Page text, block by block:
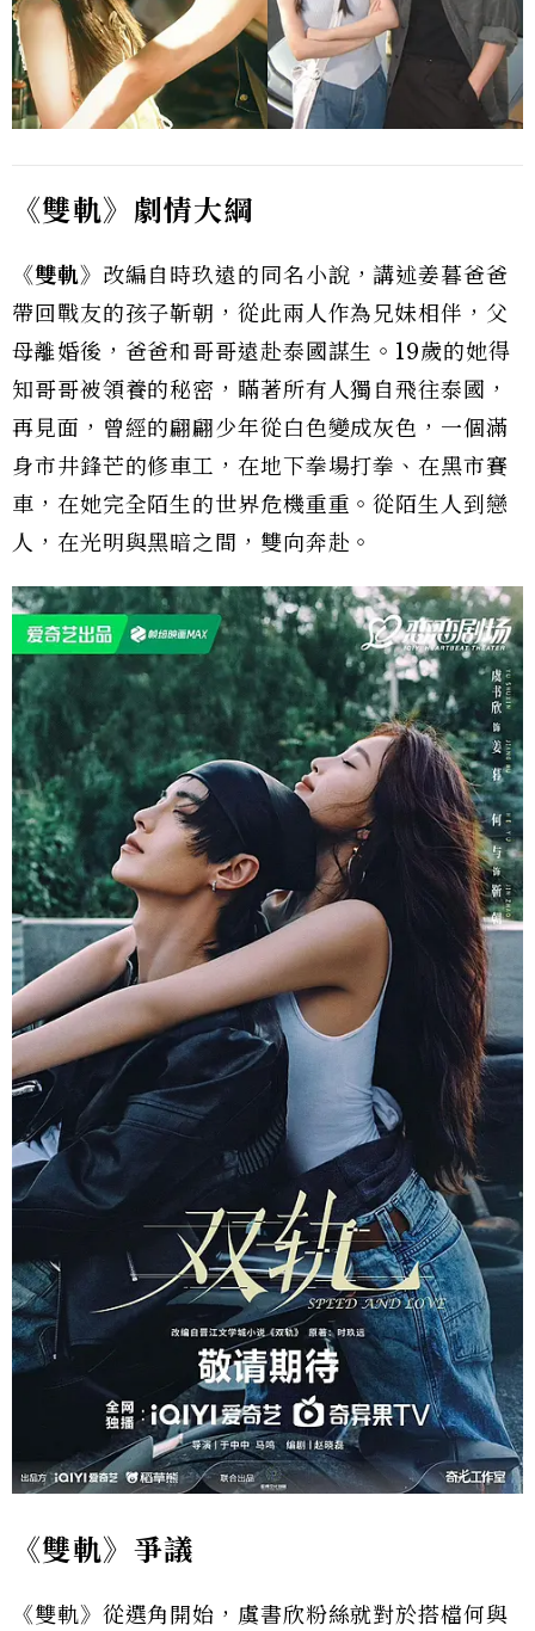
《雙軌》劇情大綱
《雙軌》 改編自時玖遠的同名小說，講述姜暮爸爸
帶回戰友的孩子靳朝，從此兩人作為兄妹相伴，父
母離婚後，爸爸和哥哥遠赴泰國謀生。19歲的她得
知哥哥被領養的秘密，瞞著所有人獨自飛往泰國，
再見面，曾經的翩翩少年從白色變成灰色，一個滿
身市井鋒芒的修車工，在地下拳場打拳、在黑市賽
車，在她完全陌生的世界危機重重。從陌生人到戀
人，在光明與黑暗之間，雙向奔赴。
《雙軌》爭議
《雙軌》從選角開始，虞書欣粉絲就對於搭檔何與